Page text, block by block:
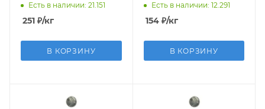
Есть в наличии: 21.151
251 ₽/кг
В КОРЗИНУ
Есть в наличии: 12.291
154₽/кг
В КОРЗИНУ